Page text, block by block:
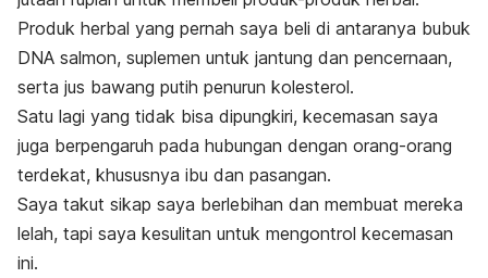
Produk herbal yang pernah saya beli di antaranya bubuk
DNA salmon, suplemen untuk jantung dan pencernaan,
serta jus bawang putih penurun kolesterol.
Satu lagi yang tidak bisa dipungkiri, kecemasan saya
juga berpengaruh pada hubungan dengan orang-orang
terdekat, khususnya ibu dan pasangan.
Saya takut sikap saya berlebihan dan membuat mereka
lelah, tapi saya kesulitan untuk mengontrol kecemasan
ini.